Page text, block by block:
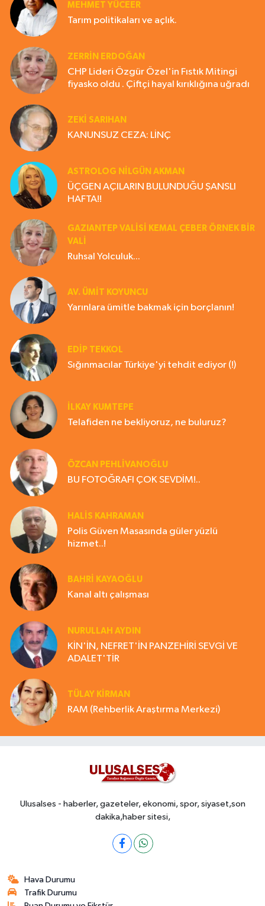
MEHMET YÜCEER
Tarım politikaları ve açlık.
ZERRIN ERDOĞAN
CHP Lideri Özgür Özel'in Fıstık Mitingi
fiyasko oldu . Çiftçi hayal kırıklığına uğradı
ZEKI SARIHAN
KANUNSUZ CEZA: LİNÇ
ASTROLOG NILGÜN AKMAN
ÜÇGEN AÇILARIN BULUNDUĞU ŞANSLI
HAFTA!!
GAZIANTEP VALISI KEMAL ÇEBER ÖRNEK BİR
VALİ
Ruhsal Yolculuk...
AV. ÜMIT KOYUNCU
Yarınlara ümitle bakmak için borçlanın!
EDIP TEKKOL
Sığınmacılar Türkiye'yi tehdit ediyor (!)
İLKAY KUMTEPE
Telafiden ne bekliyoruz, ne buluruz?
ÖZCAN PEHLİVANOĞLU
BU FOTOĞRAFI ÇOK SEVDİM!..
HALIS KAHRAMAN
Polis Güven Masasında güler yüzlü
hizmet..!
BAHRI KAYAOĞLU
Kanal altı çalışması
NURULLAH AYDIN
KİN'İN, NEFRET'İN PANZEHİRİ SEVGİ VE
ADALET'TİR
TÜLAY KİRMAN
RAM (Rehberlik Araştırma Merkezi)
Ulusalses - haberler, gazeteler, ekonomi, spor, siyaset,son
dakika,haber sitesi,
Hava Durumu
Trafik Durumu